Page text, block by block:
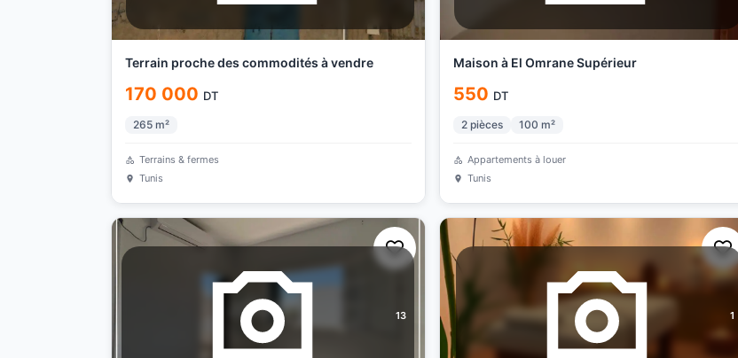
Terrain proche des commodités à vendre
170 000 DT
265m²
Terrains & fermes
Tunis
Maison à El Omrane Supérieur
550 DT
2 pièces 100 m²
Appartements à louer
Tunis
13 1